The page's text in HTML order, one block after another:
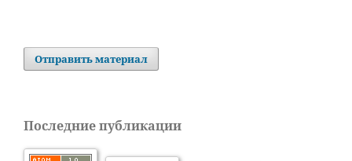
Отправить материал
Последние публикации